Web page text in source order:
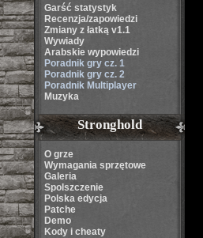
Garść statystyk
Recenzja/zapowiedzi
Zmiany z łatką v1.1
Wywiady
Arabskie wypowiedzi
Poradnik gry cz. 1
Poradnik gry cz. 2
Poradnik Multiplayer
Muzyka
Stronghold
O grze
Wymagania sprzętowe
Galeria
Spolszczenie
Polska edycja
Patche
Demo
Kody i cheaty